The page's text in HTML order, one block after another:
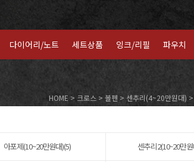
다이어리/노트 세트상품 잉크/리필 파우치
HOME > 크로스 > 볼펜 > 센추리(4~20만원대)
아포제(10~20만원대)(5) 센추리2(10~20만